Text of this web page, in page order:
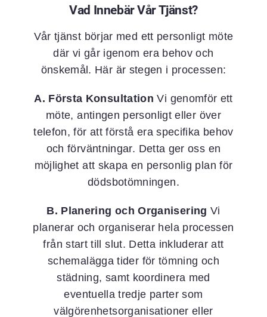
Vad Innebär Vår Tjänst?
Vår tjänst börjar med ett personligt möte
där vi går igenom era behov och
önskemål. Här är stegen i processen:
A. Första Konsultation Vi genomför ett
möte, antingen personligt eller över
telefon, för att förstå era specifika behov
och förväntningar. Detta ger oss en
möjlighet att skapa en personlig plan för
dödsbotömningen.
B. Planering och Organisering Vi
planerar och organiserar hela processen
från start till slut. Detta inkluderar att
schemalägga tider för tömning och
städning, samt koordinera med
eventuella tredje parter som
välgörenhetsorganisationer eller